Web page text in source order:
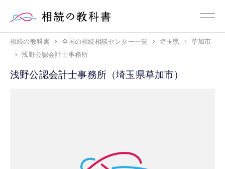
相続の教科書 全国の相続相談センター一覧 埼玉県
草加市
浅野公認会計士事務所
浅野公認会計士事務所（埼玉県草加市）